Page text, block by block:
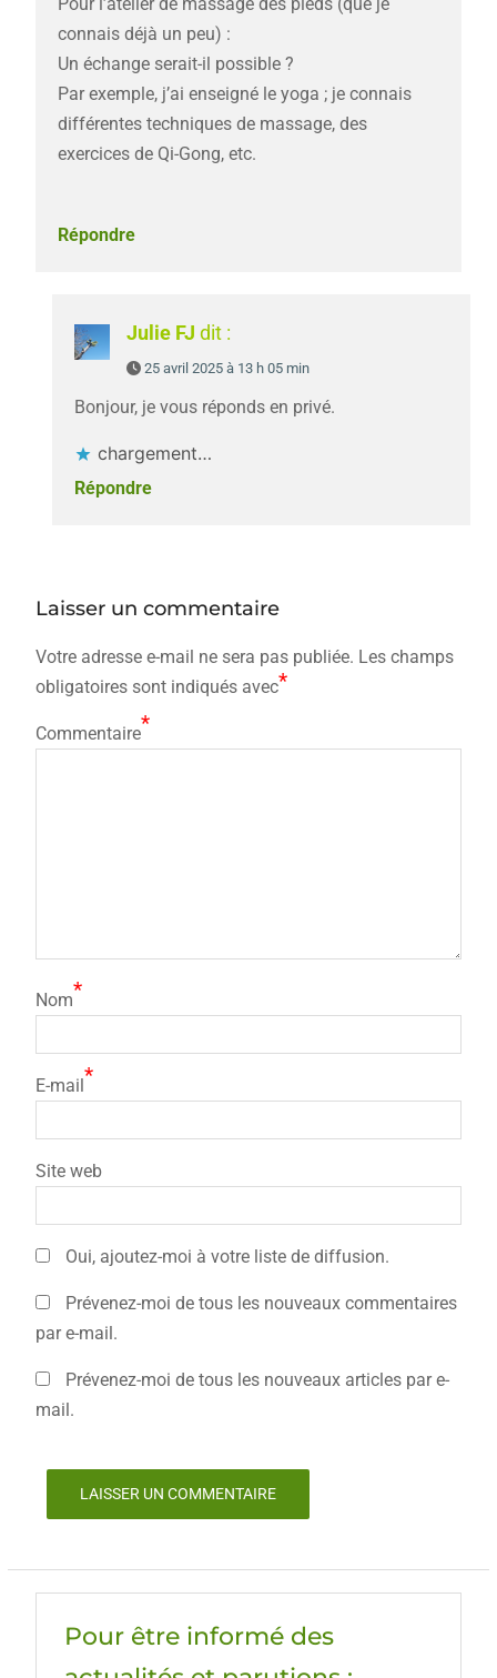
connais déjà un peu) :
Un échange serait-il possible ?
Par exemple, j’ai enseigné le yoga ; je connais
différentes techniques de massage, des
exercices de Qi-Gong, etc.
Répondre
Julie FJ dit :
25 avril 2025 à 13 h 05 min
Bonjour, je vous réponds en privé.
chargement…
Répondre
Laisser un commentaire
Votre adresse e-mail ne sera pas publiée. Les champs
obligatoires sont indiqués avec*
Commentaire*
Nom*
E-mail*
Site web
Oui, ajoutez-moi à votre liste de diffusion.
Prévenez-moi de tous les nouveaux commentaires
par e-mail.
Prévenez-moi de tous les nouveaux articles par e-
mail.
Pour être informé des